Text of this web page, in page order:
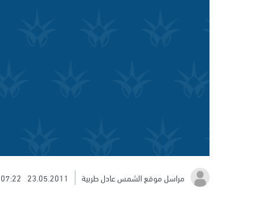
مراسل موقع الشمس عادل طربية 23.05.2011
07:22